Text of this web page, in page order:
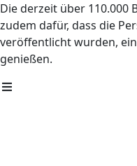
Die derzeit über 110.000
zudem dafür, dass die
veröffentlicht wurden,
genießen.